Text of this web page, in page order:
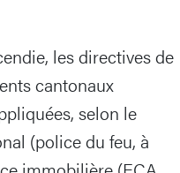
les directives de
cantonaux
selon le
(police du feu, à